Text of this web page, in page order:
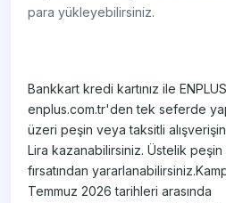
para yükleyebilirsiniz.
Bankkart kredi kartınız ile
enplus.com.tr'den tek seferde
üzeri peşin veya taksitli
Lira kazanabilirsiniz. Üstelik peşin
fırsatından
Temmuz 2026 tarihleri arasında